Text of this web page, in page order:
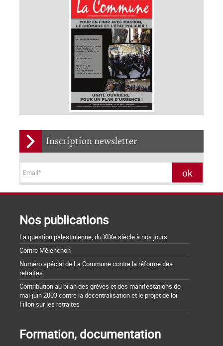
Inscription newsletter
Nos publications
La question palestinienne, du XIXe siècle à nos jours
Contre Mélenchon
Numéro spécial de La Commune contre la réforme des
retraites
Contribution au bilan des grèves et des manifestations de
mai-juin 2003 contre la décentralisation et le projet de loi
Fillon sur les retraites
Formation, documentation